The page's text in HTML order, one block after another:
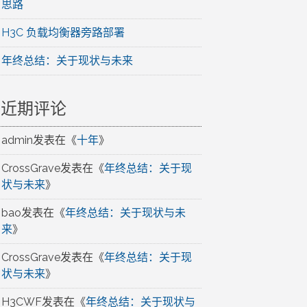
思路
H3C 负载均衡器旁路部署
年终总结：关于现状与未来
近期评论
admin发表在《十年》
CrossGrave发表在《年终总结：关于现
状与未来》
bao发表在《年终总结：关于现状与未
来》
CrossGrave发表在《年终总结：关于现
状与未来》
H3CWF发表在《年终总结：关于现状与